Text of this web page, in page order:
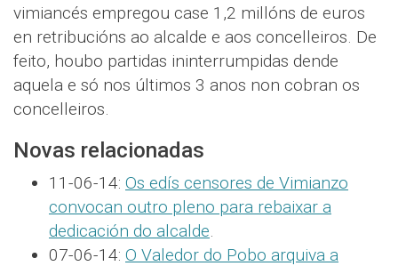
vimiancés empregou case 1,2 millóns de euros
en retribucións ao alcalde e aos concelleiros. De
feito, houbo partidas ininterrumpidas dende
aquela e só nos últimos 3 anos non cobran os
concelleiros.
Novas relacionadas
11-06-14: Os edís censores de Vimianzo
convocan outro pleno para rebaixar a
dedicación do alcalde.
07-06-14: O Valedor do Pobo arquiva a